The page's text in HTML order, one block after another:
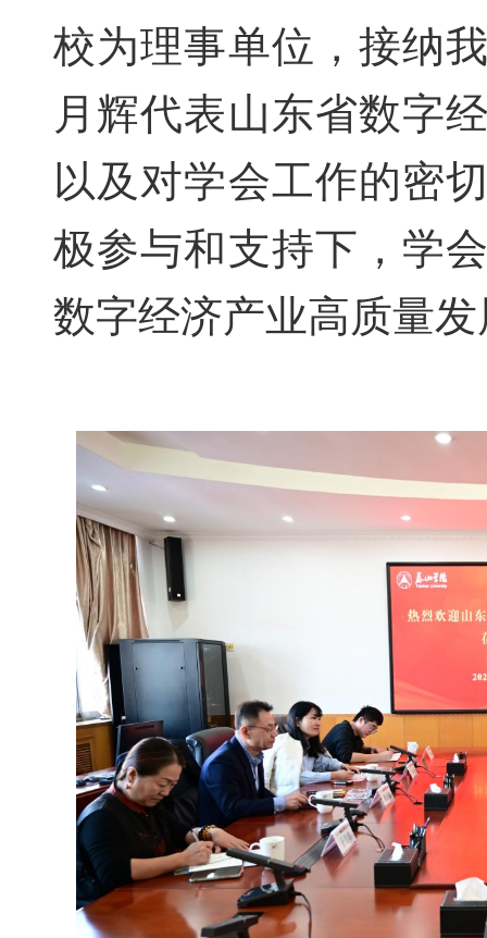
校为理事单位，接纳
月辉代表山东省数字
以及对学会工作的密
极参与和支持下，学
数字经济产业高质量